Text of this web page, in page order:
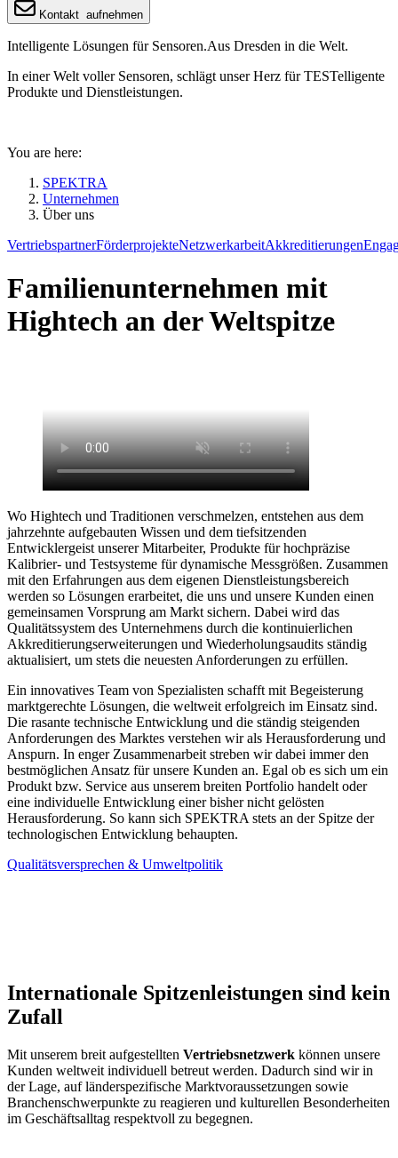
Kontakt aufnehmen
Intelligente Lösungen für Sensoren.Aus Dresden in die Welt.
In einer Welt voller Sensoren, schlägt unser Herz für TESTelligente
Produkte und Dienstleistungen.
You are here:
SPEKTRA
Unternehmen
Über uns
VertriebspartnerFörderprojekteNetzwerkarbeitAkkreditierungen
Familienunternehmen mit
Hightech an der Weltspitze
Wo Hightech und Traditionen verschmelzen, entstehen aus dem
jahrzehnte aufgebauten Wissen und dem tiefsitzenden
Entwicklergeist unserer Mitarbeiter, Produkte für hochpräzise
Kalibrier- und Testsysteme für dynamische Messgrößen. Zusammen
mit den Erfahrungen aus dem eigenen Dienstleistungsbereich
werden so Lösungen erarbeitet, die uns und unsere Kunden einen
gemeinsamen Vorsprung am Markt sichern. Dabei wird das
Qualitätssystem des Unternehmens durch die kontinuierlichen
Akkreditierungserweiterungen und Wiederholungsaudits ständig
aktualisiert, um stets die neuesten Anforderungen zu erfüllen.
Ein innovatives Team von Spezialisten schafft mit Begeisterung
marktgerechte Lösungen, die weltweit erfolgreich im Einsatz sind.
Die rasante technische Entwicklung und die ständig steigenden
Anforderungen des Marktes verstehen wir als Herausforderung und
Anspurn. In enger Zusammenarbeit streben wir dabei immer den
bestmöglichen Ansatz für unsere Kunden an. Egal ob es sich um ein
Produkt bzw. Service aus unserem breiten Portfolio handelt oder
eine individuelle Entwicklung einer bisher nicht gelösten
Herausforderung. So kann sich SPEKTRA stets an der Spitze der
technologischen Entwicklung behaupten.
Qualitätsversprechen & Umweltpolitik
Internationale Spitzenleistungen sind kein
Zufall
Mit unserem breit aufgestellten Vertriebsnetzwerk können unsere
Kunden weltweit individuell betreut werden. Dadurch sind wir in
der Lage, auf länderspezifische Marktvoraussetzungen sowie
Branchenschwerpunkte zu reagieren und kulturellen Besonderheiten
im Geschäftsalltag respektvoll zu begegnen.